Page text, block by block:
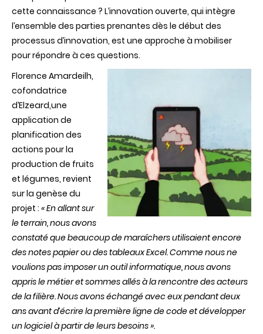
cette connaissance ? L’innovation ouverte, qui intègre
l’ensemble des parties prenantes dès le début des
processus d’innovation, est une approche à mobiliser
pour répondre à ces questions.
Florence Amardeilh,
cofondatrice
d’Elzeard,une
application de
planification des
actions pour la
production de fruits
et légumes, revient
sur la genèse du
projet : « En allant sur
le terrain, nous avons
constaté que beaucoup de maraîchers utilisaient encore
des notes papier ou des tableaux Excel. Comme nous ne
voulions pas imposer un outil informatique, nous avons
appris le métier et sommes allés à la rencontre des acteurs
de la filière. Nous avons échangé avec eux pendant deux
ans avant d’écrire la première ligne de code et développer
un logiciel à partir de leurs besoins ».